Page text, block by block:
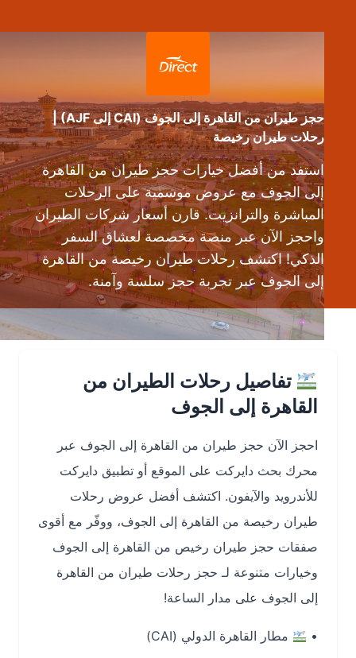
حجز طيران من القاهرة إلى الجوف (CAI إلى AJF) |
رحلات طيران رخيصة
استفد من أفضل خيارات حجز طيران من القاهرة
إلى الجوف مع عروض موسمية على الرحلات
المباشرة والترانزيت. قارن أسعار شركات الطيران
واحجز الآن عبر منصة مخصصة لعشاق السفر
الذكي! اكتشف رحلات طيران رخيصة من القاهرة
إلى الجوف عبر تجربة حجز سلسة وآمنة.
تفاصيل رحلات الطيران من
القاهرة إلى الجوف
احجز الآن حجز طيران من القاهرة إلى الجوفعبر
محرك بحث دايركت على الموقع أو تطبيق دايركت
للأندرويد والآيفون. اكتشف أفضل عروضرحلات
طيران رخيصة من القاهرة إلى الجوف، ووفّر مع أقوى
صفقاتحجز طيران رخيص من القاهرة إلى الجوف
وخيارات متنوعة لـحجز رحلات طيران من القاهرة
إلى الجوفعلى مدار الساعة!
مطار القاهرة الدولي (CAI)